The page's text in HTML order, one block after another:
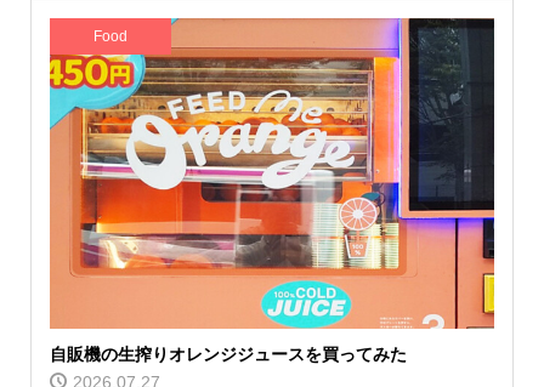
Food
自販機の生搾りオレンジジュースを買ってみた
2026.07.27